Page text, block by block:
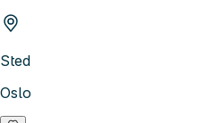
Sted
Oslo